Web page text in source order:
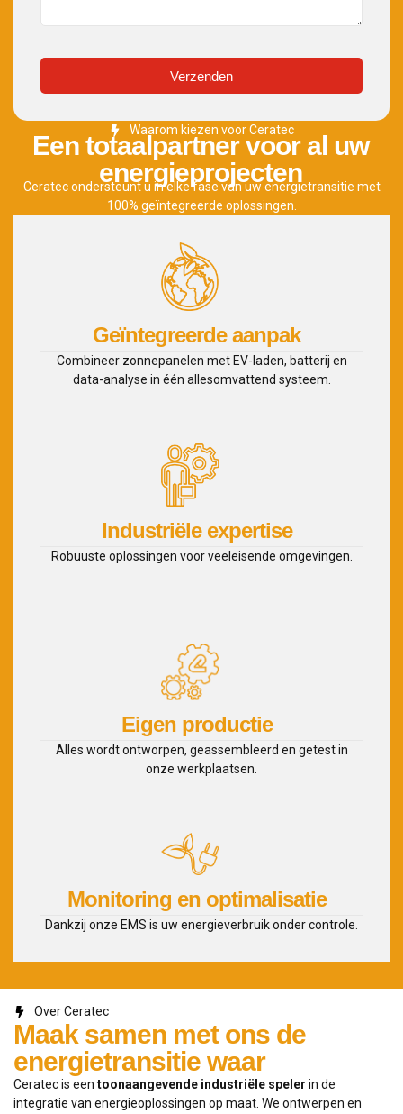
Waarom kiezen voor Ceratec
Een totaalpartner voor al uw
energieprojecten
Ceratec ondersteunt u in elke fase van uw energietransitie met
100% geïntegreerde oplossingen.
Geïntegreerde aanpak
Combineer zonnepanelen met EV-laden, batterij en
data-analyse in één allesomvattend systeem.
Industriële expertise
Robuuste oplossingen voor veeleisende omgevingen.
Eigen productie
Alles wordt ontworpen, geassembleerd en getest in
onze werkplaatsen.
Monitoring en optimalisatie
Dankzij onze EMS is uw energieverbruik onder controle.
Verzenden
Over Ceratec
Maak samen met ons de
energietransitie waar
Ceratec is een toonaangevende industriële speler in de
integratie van energieoplossingen op maat. We ontwerpen en